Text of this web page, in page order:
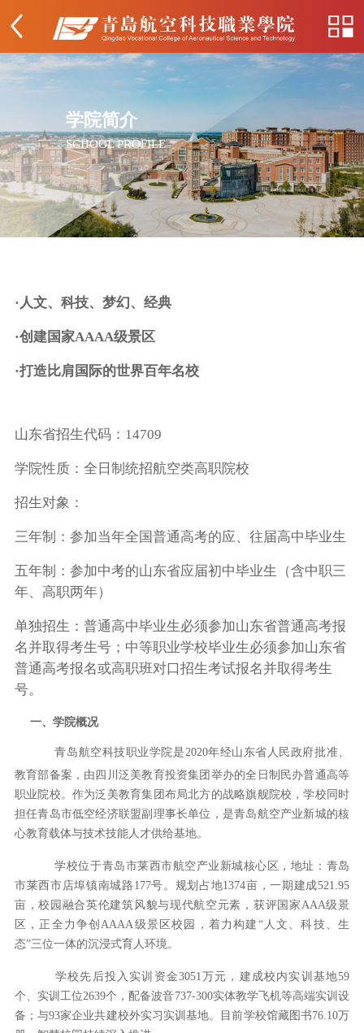
学院简介
SCHOOL PROFILE
·人文、科技、梦幻、经典
·创建国家AAAA级景区
·打造比肩国际的世界百年名校
山东省招生代码：14709
学院性质：全日制统招航空类高职院校
招生对象：
三年制：参加当年全国普通高考的应、往届高中毕业生
五年制：参加中考的山东省应届初中毕业生（含中职三
年、高职两年）
单独招生：普通高中毕业生必须参加山东省普通高考报
名并取得考生号；中等职业学校毕业生必须参加山东省
普通高考报名或高职班对口招生考试报名并取得考生
号。
一、学院概况
青岛航空科技职业学院是 2020年经山东省人民政府批准、
教育部备案，由四川泛美教育投资集团举办的全日制民办普通高等
职业院校。作为泛美教育集团布局北方的战略旗舰院校，学校同时
担任青岛市低空经济联盟副理事长单位，是青岛航空产业新城的核
心教育载体与技术技能人才供给基地。
学校位于青岛市莱西市航空产业新城核心区， 地址： 青岛
市莱西市店埠镇南城路 177号。规划占地1374亩，一期建成521.95
亩，校园融合英伦建筑风貌与现代航空元素，获评国家AAA级景
区，正全力争创AAAA级景区校园，着力构建“人文、科技、生
态”三位一体的沉浸式育人环境。
学校先后投入实训资金3051万元，建成校内实训基地59
个、实训工位2639个，配备波音737-300实体教学飞机等高端实训设
备；与93家企业共建校外实习实训基地。目前学校馆藏图书76.10万